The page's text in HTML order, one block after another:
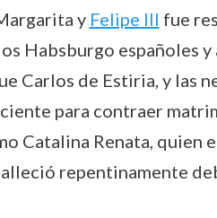
y Felipe III fue
Habsburgo españoles
Carlos de Estiria, y las
para contraer
Catalina Renata, quien
repentinamente